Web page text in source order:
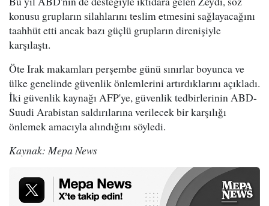
konusu grupların silahlarını teslim etmesini sağlayacağını
taahhüt etti ancak bazı güçlü grupların direnişiyle
karşılaştı.
Öte Irak makamları perşembe günü sınırlar boyunca ve
ülke genelinde güvenlik önlemlerini artırdıklarını açıkladı.
İki güvenlik kaynağı AFP'ye, güvenlik tedbirlerinin ABD-
Suudi Arabistan saldırılarına verilecek bir karşılığı
önlemek amacıyla alındığını söyledi.
Kaynak: Mepa News